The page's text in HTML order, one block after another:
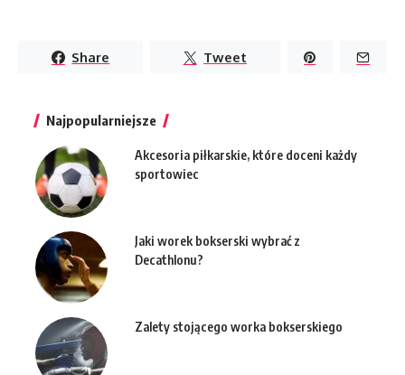
Share Tweet
Najpopularniejsze
Akcesoria piłkarskie, które doceni każdy
sportowiec
Jaki worek bokserski wybrać z
Decathlonu?
Zalety stojącego worka bokserskiego